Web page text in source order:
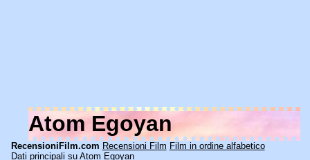
Atom Egoyan
RecensioniFilm.com Recensioni Film Film in ordine alfabetico
Dati principali su Atom Egoyan